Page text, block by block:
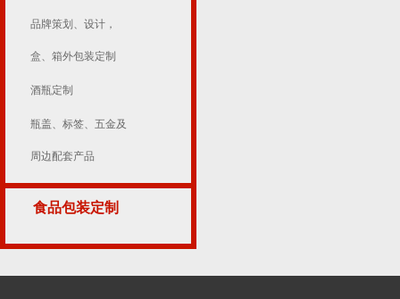
品牌策划、设计，
盒、箱外包装定制
酒瓶定制
瓶盖、标签、五金及
周边配套产品
食品包装定制